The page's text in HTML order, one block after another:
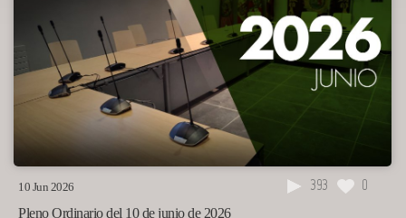
10 Jun 2026 393 0
Pleno Ordinario del 10 de junio de 2026